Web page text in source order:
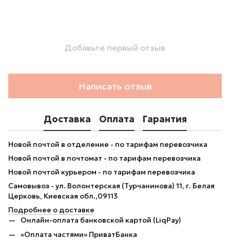
Добавьте первый отзыв
Написать отзыв
Доставка Оплата Гарантия
Новой почтой в отделение - по тарифам перевозчика
Новой почтой в почтомат - по тарифам перевозчика
Новой почтой курьером - по тарифам перевозчика
Самовывоз - ул. Волонтерская (Турчанинова) 11, г. Белая
Церковь, Киевская обл.,09113
Подробнее о доставке
Онлайн-оплата банковской картой (LiqPay)
«Оплата частями» ПриватБанка